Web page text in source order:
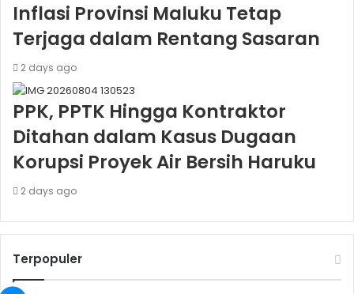
Inflasi Provinsi Maluku Tetap
Terjaga dalam Rentang Sasaran
2 days ago
PPK, PPTK Hingga Kontraktor
Ditahan dalam Kasus Dugaan
Korupsi Proyek Air Bersih Haruku
2 days ago
Terpopuler